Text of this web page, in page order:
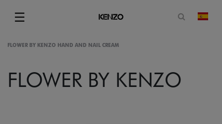
☰
Menu
Abrir
FLOWER BY KENZO HAND AND NAIL CREAM
FLOWER BY KENZO